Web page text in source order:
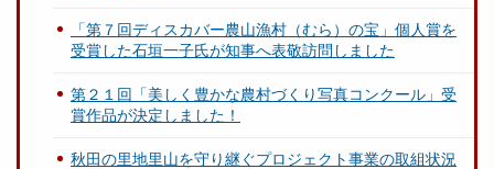
「第７回ディスカバー農山漁村（むら）の宝」個人賞を
受賞した石垣一子氏が知事へ表敬訪問しました
第２１回「美しく豊かな農村づくり写真コンクール」受
賞作品が決定しました！
秋田の里地里山を守り継ぐプロジェクト事業の取組状況